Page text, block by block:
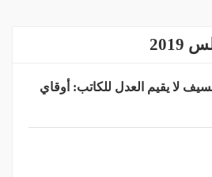
لا يقيم العدل للكاتب: أوقاي